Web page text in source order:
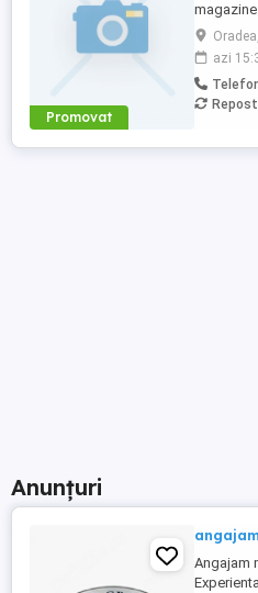
Promovat
NET(in
ore(intre
munca.
Informatii
azi
Anunțuri
Angajam